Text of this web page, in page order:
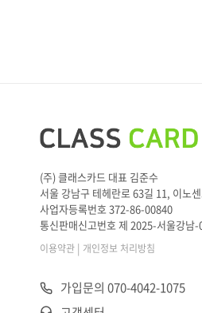
(주) 클래스카드 대표 김준수
서울 강남구 테헤란로 63길 11, 이노
사업자등록번호 372-86-00840
통신판매신고번호 제 2025-서울강남-
이용약관 | 개인정보 처리방침
가입문의 070-4042-1075